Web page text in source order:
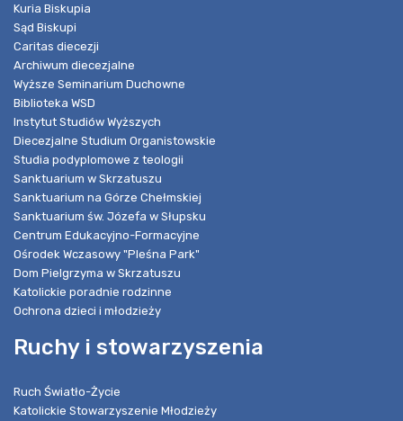
Kuria Biskupia
Sąd Biskupi
Caritas diecezji
Archiwum diecezjalne
Wyższe Seminarium Duchowne
Biblioteka WSD
Instytut Studiów Wyższych
Diecezjalne Studium Organistowskie
Studia podyplomowe z teologii
Sanktuarium w Skrzatuszu
Sanktuarium na Górze Chełmskiej
Sanktuarium św. Józefa w Słupsku
Centrum Edukacyjno-Formacyjne
Ośrodek Wczasowy "Pleśna Park"
Dom Pielgrzyma w Skrzatuszu
Katolickie poradnie rodzinne
Ochrona dzieci i młodzieży
Ruchy i stowarzyszenia
Ruch Światło-Życie
Katolickie Stowarzyszenie Młodzieży